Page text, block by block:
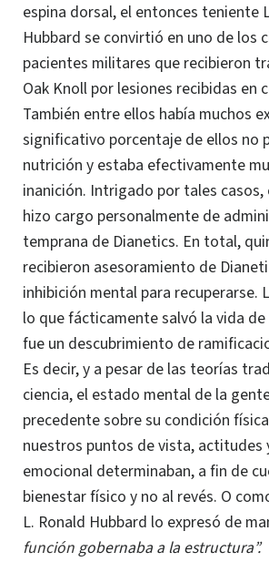
espina dorsal, el entonces teniente
Hubbard se convirtió en uno de los
pacientes militares que recibieron
Oak Knoll por lesiones recibidas en
También entre ellos había muchos
significativo porcentaje de ellos no
nutrición y estaba efectivamente
inanición. Intrigado por tales casos,
hizo cargo personalmente de
temprana de Dianetics. En total,
recibieron asesoramiento de
inhibición mental para recuperarse.
lo que fácticamente salvó la vida
fue un descubrimiento de
Es decir, y a pesar de las teorías
ciencia, el estado mental de la
precedente sobre su condición
nuestros puntos de vista, actitudes
emocional determinaban, a fin de
bienestar físico y no al revés. O
L. Ronald Hubbard lo expresó de
funcióngobernaba a la estructura”.